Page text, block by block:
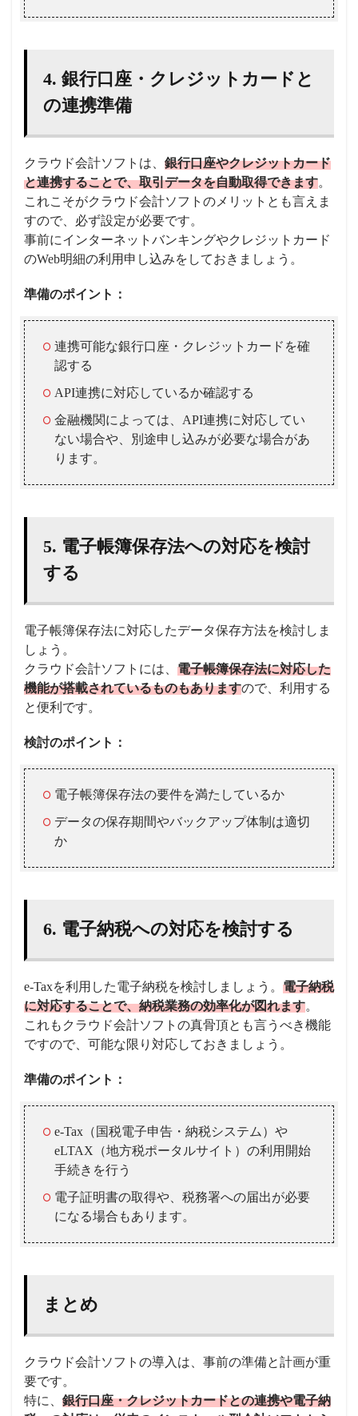
4. 銀行口座・クレジットカードと
の連携準備
クラウド会計ソフトは、 銀行口座やクレジットカード
と連携することで、取引データを自動取得できます。
これこそがクラウド会計ソフトのメリットとも言えま
すので、必ず設定が必要です。
事前にインターネットバンキングやクレジットカード
のWeb明細の利用申し込みをしておきましょう。
準備のポイント：
連携可能な銀行口座・クレジットカードを確
認する
API連携に対応しているか確認する
金融機関によっては、API連携に対応してい
ない場合や、別途申し込みが必要な場合があ
ります。
5. 電子帳簿保存法への対応を検討
する
電子帳簿保存法に対応したデータ保存方法を検討しま
しょう。
クラウド会計ソフトには、 電子帳簿保存法に対応した
機能が搭載されているものもありますので、利用する
と便利です。
検討のポイント：
電子帳簿保存法の要件を満たしているか
データの保存期間やバックアップ体制は適切
か
6. 電子納税への対応を検討する
e-Taxを利用した電子納税を検討しましょう。 電子納税
に対応することで、納税業務の効率化が図れます。
これもクラウド会計ソフトの真骨頂とも言うべき機能
ですので、可能な限り対応しておきましょう。
準備のポイント：
e-Tax（国税電子申告・納税システム）や
eLTAX（地方税ポータルサイト）の利用開始
手続きを行う
電子証明書の取得や、税務署への届出が必要
になる場合もあります。
まとめ
クラウド会計ソフトの導入は、事前の準備と計画が重
要です。
特に、 銀行口座・クレジットカードとの連携や電子納